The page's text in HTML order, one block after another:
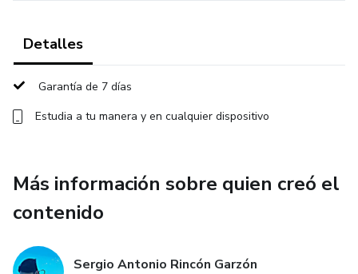
- Mentoría Estrategia Cierre de ventas Whatsapp
Detalles
Garantía de 7 días
Estudia a tu manera y en cualquier dispositivo
Más información sobre quien creó el
contenido
Sergio Antonio Rincón Garzón